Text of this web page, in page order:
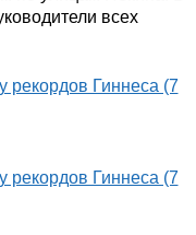
всех